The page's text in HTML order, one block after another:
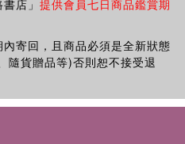
店」 提供會員七日商品鑑賞期
寄回，且商品必須是全新狀態
隨貨贈品等)否則恕不接受退